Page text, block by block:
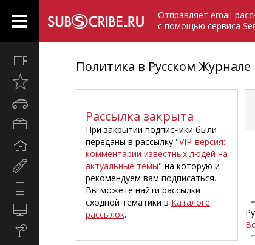
Отправляет email-
с помощью сервиса
недавно
Компьютеры
Политика в Русском Журнале
Рассылка закрыта
При закрытии подписчики были
переданы в рассылку "VIP-версия:
комментарии известных людей на
актуальные темы" на которую и
рекомендуем вам подписаться.
Вы можете найти рассылки
сходной тематики в Каталоге
рассылок.